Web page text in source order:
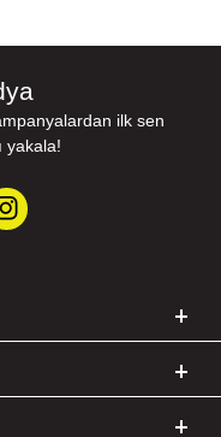
ilk sen
yakala!